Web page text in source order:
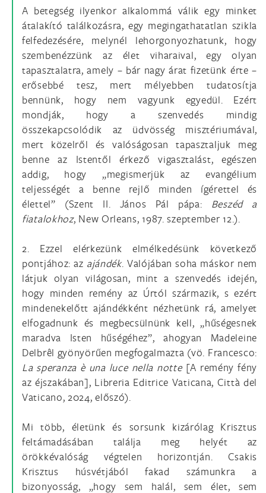
A betegség ilyenkor alkalommá válik egy minket
átalakító találkozásra, egy megingathatatlan szikla
felfedezésére, melynél lehorgonyozhatunk, hogy
szembenézzünk az élet viharaival, egy olyan
tapasztalatra, amely – bár nagy árat fizetünk érte –
erősebbé tesz, mert mélyebben tudatosítja
bennünk, hogy nem vagyunk egyedül. Ezért
mondják, hogy a szenvedés mindig
összekapcsolódik az üdvösség misztériumával,
mert közelről és valóságosan tapasztaljuk meg
benne az Istentől érkező vigasztalást, egészen
addig, hogy „megismerjük az evangélium
teljességét a benne rejlő minden ígérettel és
élettel” (Szent II. János Pál pápa: Beszéd a
fiatalokhoz, New Orleans, 1987. szeptember 12.).
2. Ezzel elérkezünk elmélkedésünk következő
pontjához: az ajándék. Valójában soha máskor nem
látjuk olyan világosan, mint a szenvedés idején,
hogy minden remény az Úrtól származik, s ezért
mindenekelőtt ajándékként nézhetünk rá, amelyet
elfogadnunk és megbecsülnünk kell, „hűségesnek
maradva Isten hűségéhez”, ahogyan Madeleine
Delbrêl gyönyörűen megfogalmazta (vö. Francesco:
La speranza è una luce nella notte [A remény fény
az éjszakában], Libreria Editrice Vaticana, Città del
Vaticano, 2024, előszó).
Mi több, életünk és sorsunk kizárólag Krisztus
feltámadásában találja meg helyét az
örökkévalóság végtelen horizontján. Csakis
Krisztus húsvétjából fakad számunkra a
bizonyosság, „hogy sem halál, sem élet, sem